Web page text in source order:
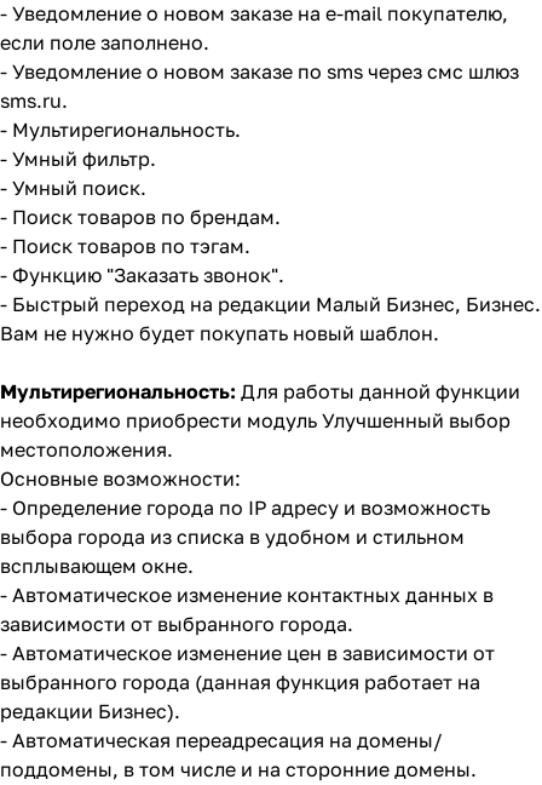
- Уведомление о новом заказе на e-mail покупателю,
если поле заполнено.
- Уведомление о новом заказе по sms через смс шлюз
sms.ru.
- Мультирегиональность.
- Умный фильтр.
- Умный поиск.
- Поиск товаров по брендам.
- Поиск товаров по тэгам.
- Функцию "Заказать звонок".
- Быстрый переход на редакции Малый Бизнес, Бизнес.
Вам не нужно будет покупать новый шаблон.
Мультирегиональность: Для работы данной функции
необходимо приобрести модуль Улучшенный выбор
местоположения.
Основные возможности:
- Определение города по IP адресу и возможность
выбора города из списка в удобном и стильном
всплывающем окне.
- Автоматическое изменение контактных данных в
зависимости от выбранного города.
- Автоматическое изменение цен в зависимости от
выбранного города (данная функция работает на
редакции Бизнес).
- Автоматическая переадресация на домены/
поддомены, в том числе и на сторонние домены.